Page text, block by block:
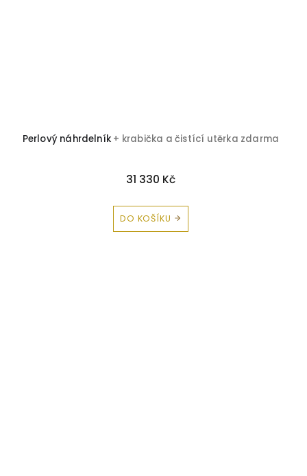
Perlový náhrdelník + krabička a čistící utěrka zdarma
31 330 Kč
DO KOŠÍKU